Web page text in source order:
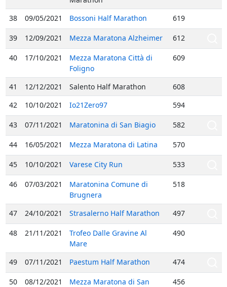
38
09/05/2021 Bossoni Half Marathon 619
39 12/09/2021 Mezza Maratona Alzheimer 612
40 17/10/2021
Mezza Maratona Città di
Foligno
609
41 12/12/2021 Salento Half Marathon
608
42
10/10/2021 Io21Zero97 594
43 07/11/2021 Maratonina di San Biagio 582
44 16/05/2021 Mezza Maratona di Latina 570
45 10/10/2021 Varese City Run 533
46 07/03/2021
Maratonina Comune di
Brugnera
518
47 24/10/2021 Strasalerno Half Marathon 497
48 21/11/2021
Trofeo Dalle Gravine Al
Mare
490
49 07/11/2021 Paestum Half Marathon 474
50 08/12/2021
Mezza Maratona di San
456